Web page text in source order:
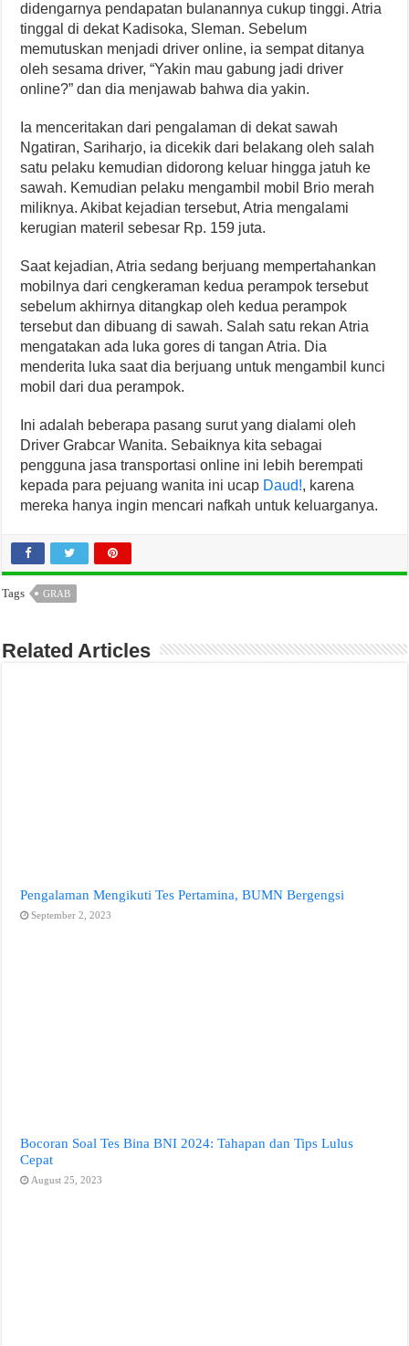
didengarnya pendapatan bulanannya cukup tinggi. Atria
tinggal di dekat Kadisoka, Sleman. Sebelum
memutuskan menjadi driver online, ia sempat ditanya
oleh sesama driver, “Yakin mau gabung jadi driver
online?” dan dia menjawab bahwa dia yakin.
Ia menceritakan dari pengalaman di dekat sawah
Ngatiran, Sariharjo, ia dicekik dari belakang oleh salah
satu pelaku kemudian didorong keluar hingga jatuh ke
sawah. Kemudian pelaku mengambil mobil Brio merah
miliknya. Akibat kejadian tersebut, Atria mengalami
kerugian materil sebesar Rp. 159 juta.
Saat kejadian, Atria sedang berjuang mempertahankan
mobilnya dari cengkeraman kedua perampok tersebut
sebelum akhirnya ditangkap oleh kedua perampok
tersebut dan dibuang di sawah. Salah satu rekan Atria
mengatakan ada luka gores di tangan Atria. Dia
menderita luka saat dia berjuang untuk mengambil kunci
mobil dari dua perampok.
Ini adalah beberapa pasang surut yang dialami oleh
Driver Grabcar Wanita. Sebaiknya kita sebagai
pengguna jasa transportasi online ini lebih berempati
kepada para pejuang wanita ini ucap Daud!, karena
mereka hanya ingin mencari nafkah untuk keluarganya.
Tags GRAB
Related Articles
Pengalaman Mengikuti Tes Pertamina, BUMN Bergengsi
September 2, 2023
Bocoran Soal Tes Bina BNI 2024: Tahapan dan Tips Lulus
Cepat
August 25, 2023